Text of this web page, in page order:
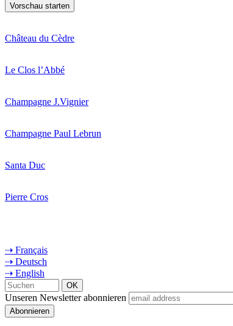
Château du Cèdre
Le Clos l’Abbé
Champagne J.Vignier
Champagne Paul Lebrun
Santa Duc
Pierre Cros
⇢ Français
⇢ Deutsch
⇢ English
Unseren Newsletter abonnieren